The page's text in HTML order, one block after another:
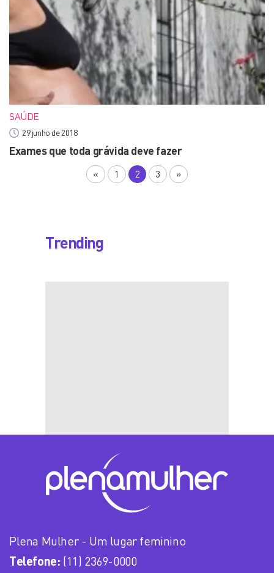
SAÚDE
29 junho de 2018
Exames que toda grávida deve fazer
« 1 2 3 »
Trending
Plena Mulher - Um lugar feminino
Telefone: (11) 2369-0000